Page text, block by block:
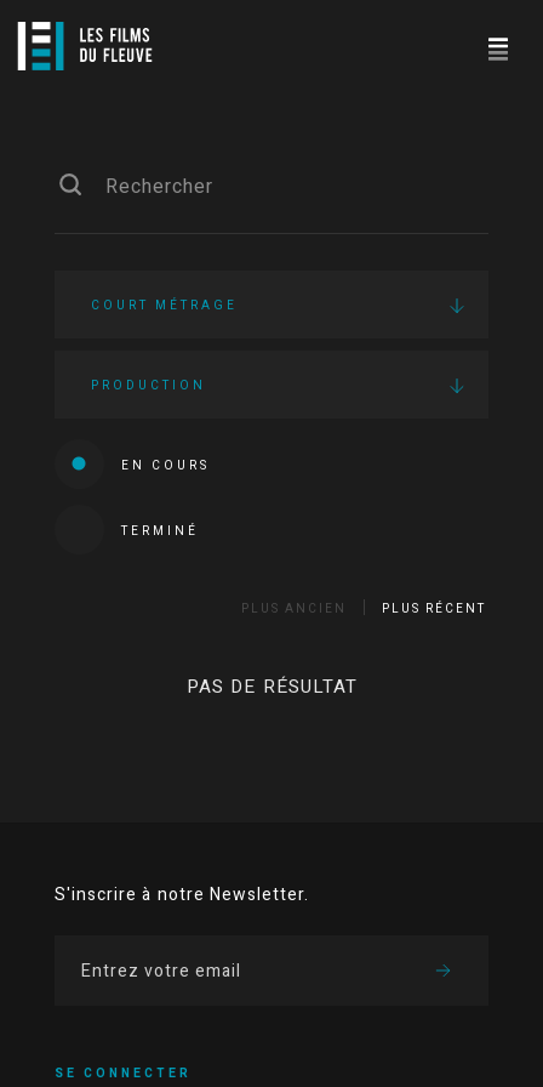
COURT MÉTRAGE
PRODUCTION
EN COURS
TERMINÉ
PLUS ANCIEN PLUS RÉCENT
PAS DE RÉSULTAT
S'inscrire à notre Newsletter.
SE CONNECTER